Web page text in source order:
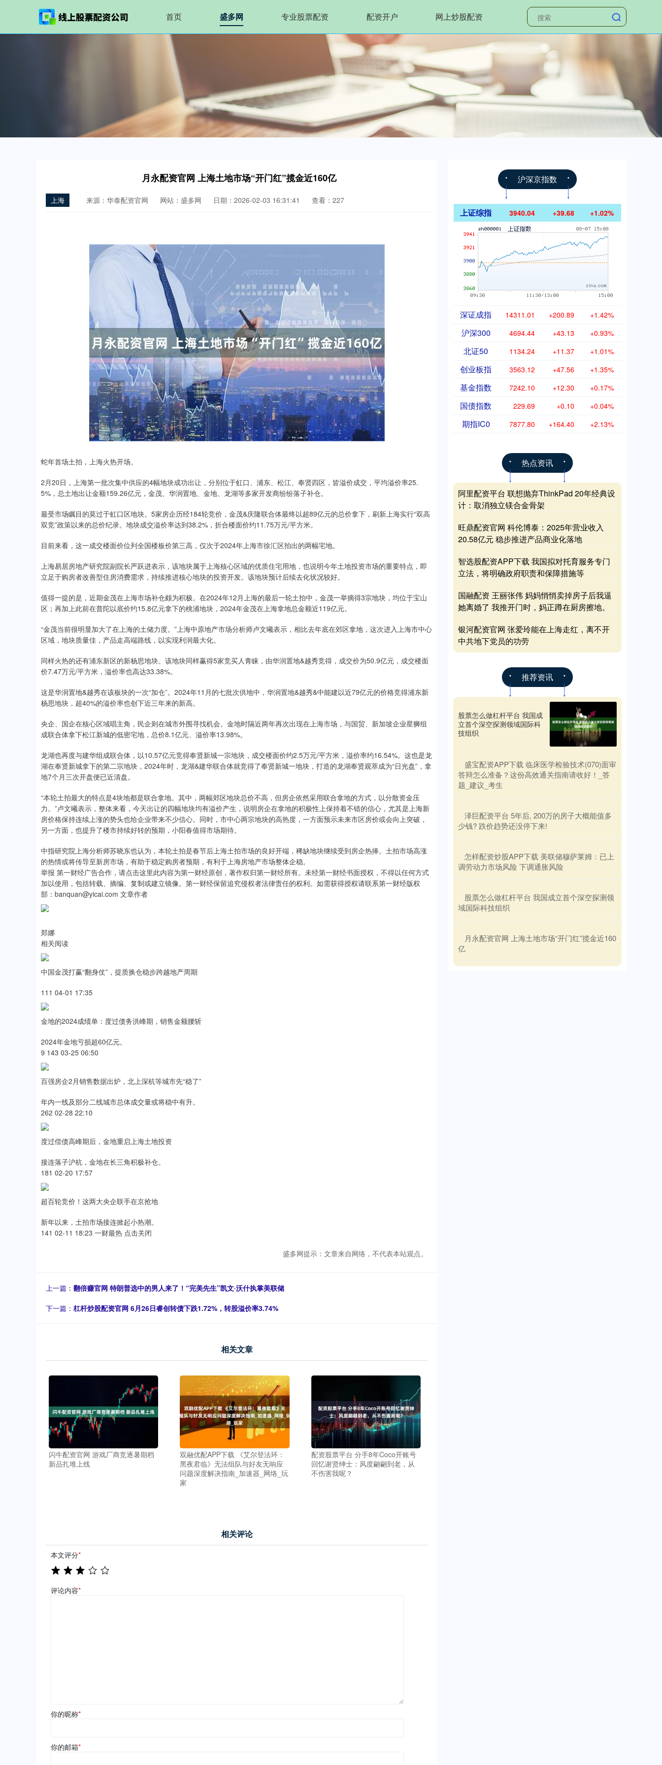
首页 盛多网 专业股票配资 配资开户 网上炒股配资
月永配资官网 上海土地市场“开门红”揽金近160亿
上海 来源：华泰配资官网 网站：盛多网 日期：2026-02-03 16:31:41 查看：227
蛇年首场土拍，上海火热开场。
2月20日，上海第一批次集中供应的4幅地块成功出让，分别位于虹口、浦东、松江、奉贤四区，皆溢价成交，平均溢价率25.
5%，总土地出让金额159.26亿元，金茂、华润置地、金地、龙湖等多家开发商纷纷落子补仓。
最受市场瞩目的莫过于虹口区地块。5家房企历经184轮竞价，金茂&庆隆联合体最终以超89亿元的总价拿下，刷新上海实行“双高
双竞”政策以来的总价纪录。地块成交溢价率达到38.2%，折合楼面价约11.75万元/平方米。
目前来看，这一成交楼面价位列全国楼板价第三高，仅次于2024年上海市徐汇区拍出的两幅宅地。
上海易居房地产研究院副院长严跃进表示，该地块属于上海核心区域的优质住宅用地，也说明今年土地投资市场的重要特点，即
立足于购房者改善型住房消费需求，持续推进核心地块的投资开发。该地块预计后续去化状况较好。
值得一提的是，近期金茂在上海市场补仓颇为积极。在2024年12月上海的最后一轮土拍中，金茂一举摘得3宗地块，均位于宝山
区；再加上此前在普陀以底价约15.8亿元拿下的桃浦地块，2024年金茂在上海拿地总金额近119亿元。
“金茂当前很明显加大了在上海的土储力度。”上海中原地产市场分析师卢文曦表示，相比去年底在郊区拿地，这次进入上海市中心
区域，地块质量佳，产品走高端路线，以实现利润最大化。
同样火热的还有浦东新区的新杨思地块。该地块同样赢得5家竞买人青睐，由华润置地&越秀竞得，成交价为50.9亿元，成交楼面
价7.47万元/平方米，溢价率也高达33.38%。
这是华润置地&越秀在该板块的一次“加仓”。2024年11月的七批次供地中，华润置地&越秀&中能建以近79亿元的价格竞得浦东新
杨思地块，超40%的溢价率也创下近三年来的新高。
央企、国企在核心区域唱主角，民企则在城市外围寻找机会。金地时隔近两年再次出现在上海市场，与国贸、新加坡企业星狮组
成联合体拿下松江新城的低密宅地，总价8.1亿元、溢价率13.98%。
龙湖也再度与建华组成联合体，以10.57亿元竞得奉贤新城一宗地块，成交楼面价约2.5万元/平方米，溢价率约16.54%。这也是龙
湖在奉贤新城拿下的第二宗地块，2024年时，龙湖&建华联合体就竞得了奉贤新城一地块，打造的龙湖奉贤观萃成为“日光盘”，拿
地7个月三次开盘便已近清盘。
“本轮土拍最大的特点是4块地都是联合拿地。其中，两幅郊区地块总价不高，但房企依然采用联合拿地的方式，以分散资金压
力。”卢文曦表示，整体来看，今天出让的四幅地块均有溢价产生，说明房企在拿地的积极性上保持着不错的信心，尤其是上海新
房价格保持连续上涨的势头也给企业带来不少信心。同时，市中心两宗地块的高热度，一方面预示未来市区房价或会向上突破，
另一方面，也提升了楼市持续好转的预期，小阳春值得市场期待。
中指研究院上海分析师苏晓东也认为，本轮土拍是春节后上海土拍市场的良好开端，稀缺地块继续受到房企热捧。土拍市场高涨
的热情或将传导至新房市场，有助于稳定购房者预期，有利于上海房地产市场整体企稳。
举报 第一财经广告合作，请点击这里此内容为第一财经原创，著作权归第一财经所有。未经第一财经书面授权，不得以任何方式
加以使用，包括转载、摘编、复制或建立镜像。第一财经保留追究侵权者法律责任的权利。如需获得授权请联系第一财经版权
部：banquan@yicai.com 文章作者
郑娜
相关阅读
中国金茂打赢“翻身仗”，提质换仓稳步跨越地产周期
111 04-01 17:35
金地的2024成绩单：度过债务洪峰期，销售金额腰斩
2024年金地亏损超60亿元。
9 143 03-25 06:50
百强房企2月销售数据出炉，北上深杭等城市先“稳了”
年内一线及部分二线城市总体成交量或将稳中有升。
262 02-28 22:10
度过偿债高峰期后，金地重启上海土地投资
接连落子沪杭，金地在长三角积极补仓。
181 02-20 17:57
超百轮竞价！这两大央企联手在京抢地
新年以来，土拍市场接连掀起小热潮。
141 02-11 18:23 一财最热 点击关闭
盛多网提示：文章来自网络，不代表本站观点。
上一篇： 翻倍赚官网 特朗普选中的男人来了！“完美先生”凯文·沃什执掌美联储
下一篇： 杠杆炒股配资官网 6月26日睿创转债下跌1.72%，转股溢价率3.74%
相关文章
闪牛配资官网 游戏厂商竞逐暑期档
新品扎堆上线
双融优配APP下载 《艾尔登法环：
黑夜君临》无法组队与好友无响应
问题深度解决指南_加速器_网络_玩
家
配资股票平台 分手8年Coco开账号
回忆谢贤绅士：风度翩翩到老，从
不伤害我呢？
相关评论
本文评分*
评论内容*
你的昵称*
你的邮箱*
沪深京指数
上证综指 3940.04 +39.68 +1.02%
深证成指 14311.01 +200.89 +1.42%
沪深300 4694.44 +43.13 +0.93%
北证50 1134.24 +11.37 +1.01%
创业板指 3563.12 +47.56 +1.35%
基金指数 7242.10 +12.30 +0.17%
国债指数 229.69 +0.10 +0.04%
期指IC0 7877.80 +164.40 +2.13%
热点资讯
阿里配资平台 联想抛弃ThinkPad 20年经典设
计：取消独立镁合金骨架
旺鼎配资官网 科伦博泰：2025年营业收入
20.58亿元 稳步推进产品商业化落地
智选股配资APP下载 我国拟对托育服务专门
立法，将明确政府职责和保障措施等
国融配资 王丽张伟 妈妈悄悄卖掉房子后我逼
她离婚了 我推开门时，妈正蹲在厨房擦地。
银河配资官网 张爱玲能在上海走红，离不开
中共地下党员的功劳
推荐资讯
股票怎么做杠杆平台 我国成
立首个深空探测领域国际科
技组织
​盛宝配资APP下载 临床医学检验技术(070)面审
答辩怎么准备？这份高效通关指南请收好！_答
题_建议_考生
​泽巨配资平台 5年后, 200万的房子大概能值多
少钱? 跌价趋势还没停下来!
​怎样配资炒股APP下载 美联储穆萨莱姆：已上
调劳动力市场风险 下调通胀风险
​股票怎么做杠杆平台 我国成立首个深空探测领
域国际科技组织
​月永配资官网 上海土地市场“开门红”揽金近160
亿